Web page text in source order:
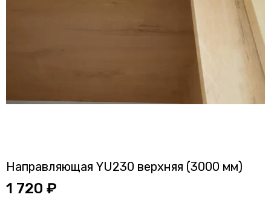
Направляющая YU230 верхняя (3000 мм)
1 720 ₽